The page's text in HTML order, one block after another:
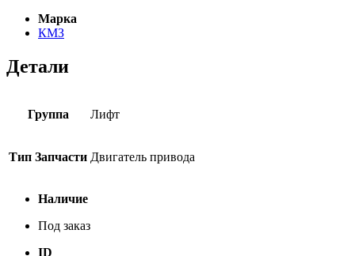
Марка
КМЗ
Детали
Группа Лифт
Тип Запчасти Двигатель привода
Наличие
Под заказ
ID